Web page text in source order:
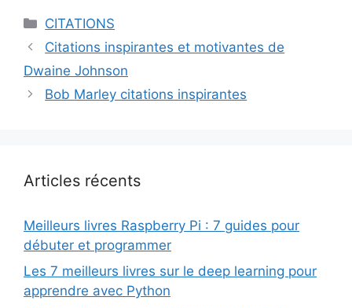
Catégories
CITATIONS
Citations inspirantes et motivantes de
Dwaine Johnson
Bob Marley citations inspirantes
Articles récents
Meilleurs livres Raspberry Pi : 7 guides pour
débuter et programmer
Les 7 meilleurs livres sur le deep learning pour
apprendre avec Python